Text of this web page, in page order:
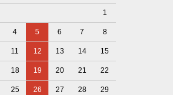
1
4 5 6 7 8
11 12 13 14 15
18 19 20 21 22
25 26 27 28 29